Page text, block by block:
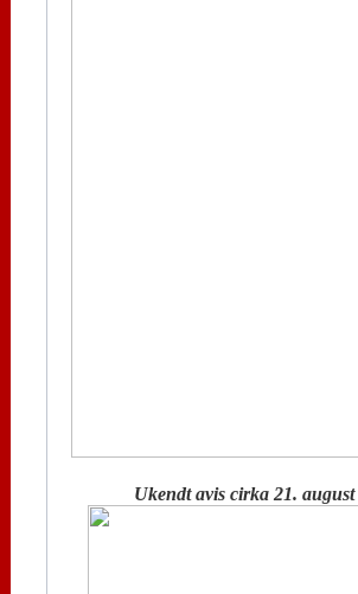
Ukendt avis cirka 21. august